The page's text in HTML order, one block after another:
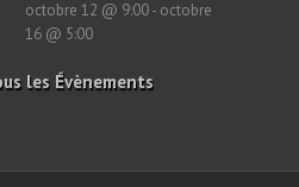
octobre 12 @ 9:00- octobre
16 @ 5:00
les Évènements